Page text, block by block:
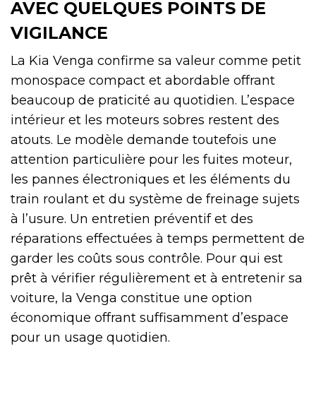
AVEC QUELQUES POINTS DE
VIGILANCE
La Kia Venga confirme sa valeur comme petit
monospace compact et abordable offrant
beaucoup de praticité au quotidien. L’espace
intérieur et les moteurs sobres restent des
atouts. Le modèle demande toutefois une
attention particulière pour les fuites moteur,
les pannes électroniques et les éléments du
train roulant et du système de freinage sujets
à l’usure. Un entretien préventif et des
réparations effectuées à temps permettent de
garder les coûts sous contrôle. Pour qui est
prêt à vérifier régulièrement et à entretenir sa
voiture, la Venga constitue une option
économique offrant suffisamment d’espace
pour un usage quotidien.